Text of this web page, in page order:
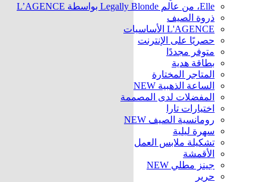
Elle، من عالم Legally Blonde بواسطة L’AGENCE
ذروة الصيف
L'AGENCE الأساسيات
حصريًا على الإنترنت
متوفر مجددًا
بطاقة هدية
المتاجر المختارة
الساعة الذهبية NEW
المفضلات لدى المصممة
اختيارات تارا
رومانسية الصيف NEW
سهرة ليلية
تشكيلة ملابس العمل
الأقمشة
جينز مطلي NEW
حرير